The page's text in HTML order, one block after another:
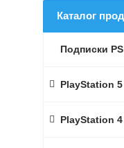
Каталог
Подписки
PlayStation 5
PlayStation 4